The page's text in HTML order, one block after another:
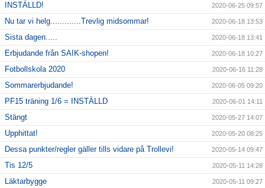
INSTÄLLD! 2020-06-25 09:57
Nu tar vi helg.............Trevlig midsommar! 2020-06-18 13:53
Sista dagen..... 2020-06-18 13:41
Erbjudande från SAIK-shopen! 2020-06-18 10:27
Fotbollskola 2020 2020-06-16 11:28
Sommarerbjudande! 2020-06-05 09:20
PF15 träning 1/6 = INSTÄLLD 2020-06-01 14:11
Stängt 2020-05-27 14:07
Upphittat! 2020-05-20 08:25
Dessa punkter/regler gäller tills vidare på Trollevi! 2020-05-14 09:47
Tis 12/5 2020-05-11 14:28
Läktarbygge 2020-05-11 09:27